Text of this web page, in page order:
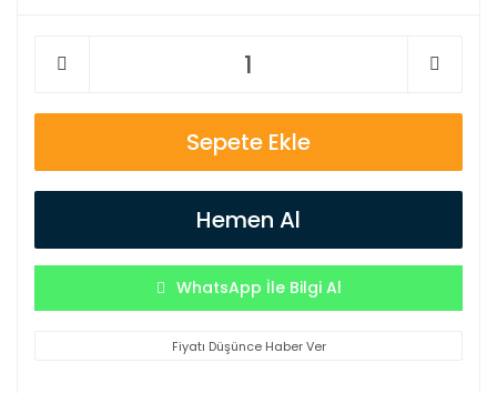
Sepete Ekle
Hemen Al
WhatsApp İle Bilgi Al
Fiyatı Düşünce Haber Ver